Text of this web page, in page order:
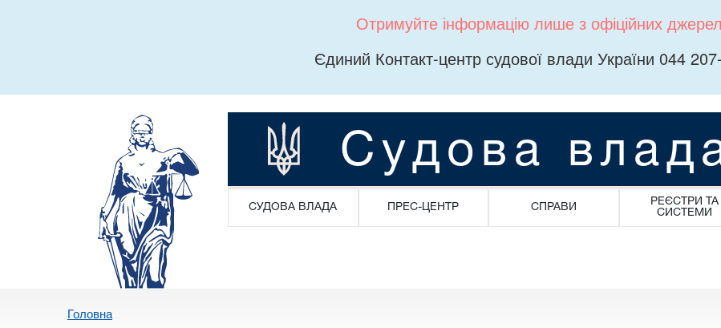
Отримуйте інформацію лише з офіційних джерел
Єдиний Контакт-центр судової влади України 044
Судова
СУДОВА ВЛАДА ПРЕС-ЦЕНТР СПРАВИ
РЕЄСТРИ ТА
СИСТЕМИ
Головна